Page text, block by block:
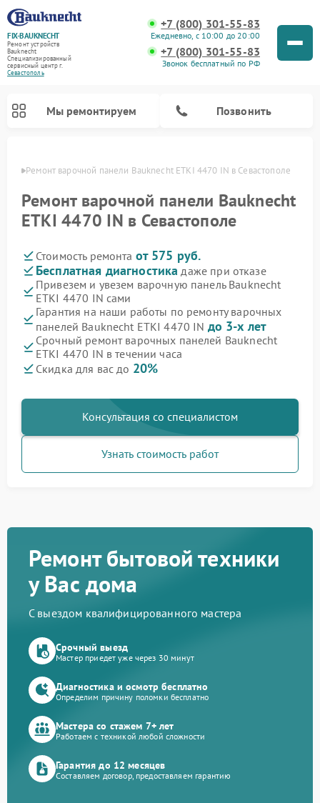
FIX-BAUKNECHT
Ремонт устройств
Bauknecht
Специализированный
cервисный центр г.
Севастополь
+7 (800) 301-55-83
Ежедневно, с 10:00 до 20:00
+7 (800) 301-55-83
Звонок бесплатный по РФ
Мы ремонтируем Позвонить
Ремонт варочной панели Bauknecht ETKI 4470 IN в Севастополе
Ремонт варочной панели Bauknecht
ETKI 4470 IN в Севастополе
Стоимость ремонта от 575 руб.
Бесплатная диагностика даже при отказе
Привезем и увезем варочную панель Bauknecht
ETKI 4470 IN сами
Гарантия на наши работы по ремонту варочных
панелей Bauknecht ETKI 4470 IN до 3-х лет
Срочный ремонт варочных панелей Bauknecht
ETKI 4470 IN в течении часа
Скидка для вас до 20%
Консультация со специалистом
Узнать стоимость работ
Ремонт бытовой техники
у Вас дома
С выездом квалифицированного мастера
Срочный выезд
Мастер приедет уже через 30 минут
Диагностика и осмотр бесплатно
Определим причину поломки бесплатно
Мастера со стажем 7+ лет
Работаем с техникой любой сложности
Гарантия до 12 месяцев
Составляем договор, предоставляем гарантию